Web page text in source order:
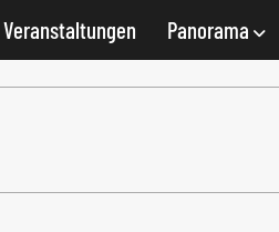
Veranstaltungen Panorama